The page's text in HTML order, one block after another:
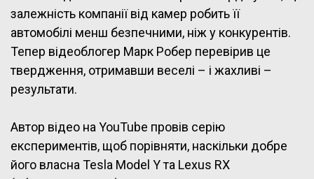
залежність компанії від камер робить її
автомобілі менш безпечними, ніж у конкурентів.
Тепер відеоблогер Марк Робер перевірив це
твердження, отримавши веселі – і жахливі –
результати.
Автор відео на YouTube провів серію
експериментів, щоб порівняти, наскільки добре
його власна Tesla Model Y та Lexus RX